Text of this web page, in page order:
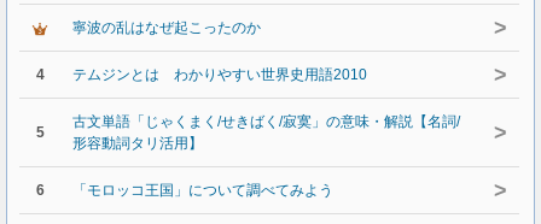
寧波の乱はなぜ起こったのか >
4 テムジンとは わかりやすい世界史用語2010 >
5
古文単語「じゃくまく/せきばく/寂寞」の意味・解説【名詞/
形容動詞タリ活用】
>
6 「モロッコ王国」について調べてみよう >